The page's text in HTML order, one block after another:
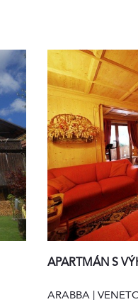
APARTMÁN S
ARABBA |